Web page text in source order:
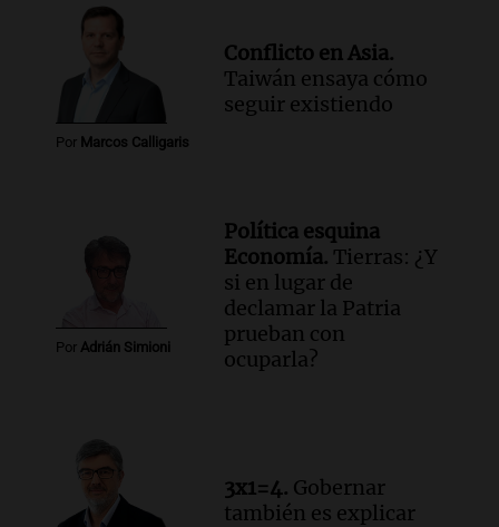
ley de propiedad privada
Informados al regreso
Episodios
Audio.
Debate en el Senado y protesta
en Rosario contra la ley de Propiedad
Privada.
Manifestación en Rosario contra
la ley de Propiedad Privada debatida en
el Senado.
Viva la Radio Rosario
Episodios
Luis Juez cuestionó la polémica
Informados al regreso
Episodios
Por Marcos Calligaris
Conflicto en Asia.
Taiwán ensaya cómo
seguir existiendo
Por Adrián Simioni
Política esquina
Economía. Tierras: ¿Y
si en lugar de
declamar la Patria
prueban con
ocuparla?
3x1=4. Gobernar
también es explicar